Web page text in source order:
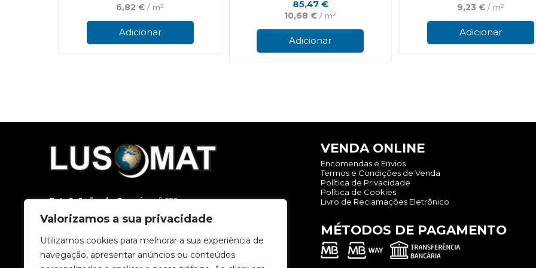
Valorizamos a sua privacidade
Utilizamos cookies para melhorar a sua experiência de
navegação, apresentar anúncios ou conteúdos
6,82€ / m²
Adicionar
85,47 €
10,68€ / m²
Adicionar
9,23 €/ m²
Adicionar
Est. S. João da Carreira, nº 670
T.232 449 800(Chamada para a rede fixa nacional.)
E.geral@lusomat.pt
VENDA ONLINE
Encomendas e Envios
Termos e Condições de Venda
Política de Privacidade
Política de Cookies
Livro de Reclamações Eletrônico
MÉTODOS DE PAGAMENTO